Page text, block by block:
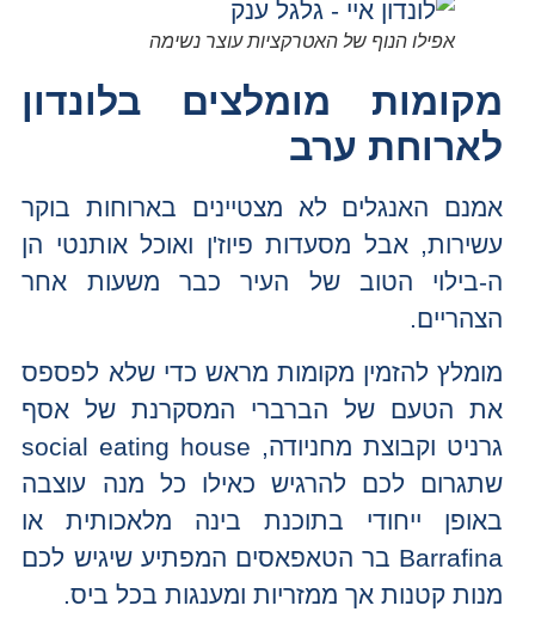
אפילו הנוף של האטרקציות עוצר נשימה
מקומות מומלצים בלונדון
לארוחת ערב
אמנם האנגלים לא מצטיינים בארוחות בוקר
עשירות, אבל מסעדות פיוז'ן ואוכל אותנטי הן
ה-בילוי הטוב של העיר כבר משעות אחר
הצהריים.
מומלץ להזמין מקומות מראש כדי שלא לפספס
את הטעם של הברברי המסקרנת של אסף
גרניט וקבוצת מחניודה, social eating house
שתגרום לכם להרגיש כאילו כל מנה עוצבה
באופן ייחודי בתוכנת בינה מלאכותית או
Barrafina בר הטאפאסים המפתיע שיגיש לכם
מנות קטנות אך ממזריות ומענגות בכל ביס.